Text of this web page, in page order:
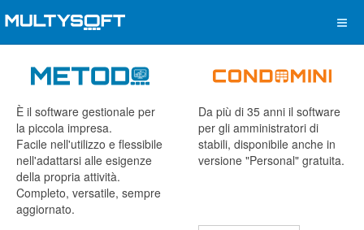
È il software gestionale per
la piccola impresa.
Facile nell'utilizzo e flessibile
nell'adattarsi alle esigenze
della propria attività.
Completo, versatile, sempre
aggiornato.
Da più di 35 anni il software
per gli amministratori di
stabili, disponibile anche in
versione "Personal" gratuita.